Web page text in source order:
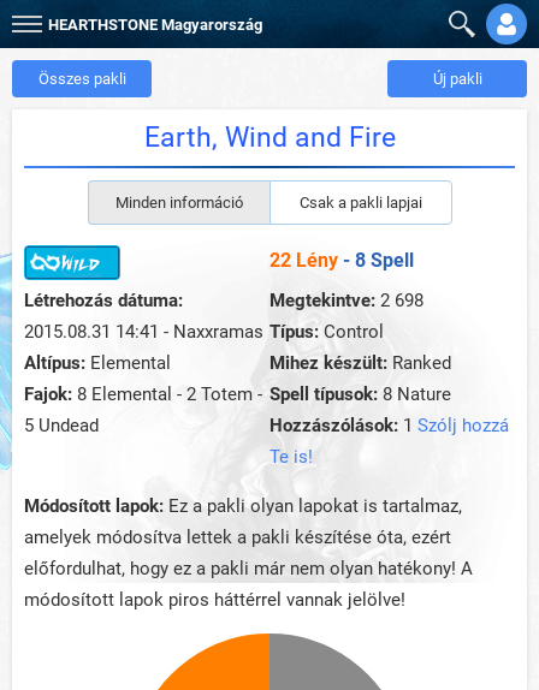
HEARTHSTONE Magyarország
Összes pakli Új pakli
Earth, Wind and Fire
Minden információ Csak a pakli lapjai
22 Lény - 8 Spell
Létrehozás dátuma:
2015.08.31 14:41 - Naxxramas
Megtekintve: 2 698
Típus: Control
Altípus: Elemental Mihez készült: Ranked
Fajok: 8 Elemental - 2 Totem -
5 Undead
Spell típusok: 8 Nature
Hozzászólások: 1 Szólj hozzá
Te is!
Módosított lapok: Ez a pakli olyan lapokat is tartalmaz,
amelyek módosítva lettek a pakli készítése óta, ezért
előfordulhat, hogy ez a pakli már nem olyan hatékony! A
módosított lapok piros háttérrel vannak jelölve!